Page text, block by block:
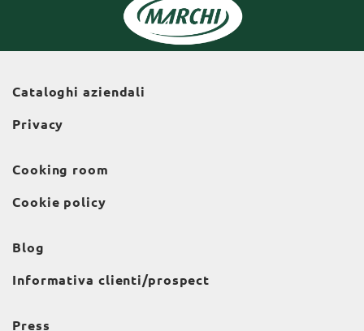
Cataloghi aziendali
Privacy
Cooking room
Cookie policy
Blog
Informativa clienti/prospect
Press